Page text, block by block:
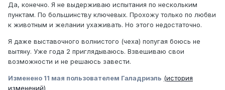
Да, конечно. Я не выдерживаю испытания по нескольким
пунктам. По большинству ключевых. Прохожу только по любви
к животным и желании ухаживать. Но этого недостаточно.
Я даже выставочного волнистого (чеха) попугая боюсь не
вытяну. Уже года 2 приглядываюсь. Взвешиваю свои
возможности и не решаюсь завести.
Изменено 11 мая пользователем Галадриэль (история
изменений)